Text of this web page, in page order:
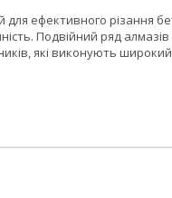
ефективного різання
Подвійний ряд
які виконують широкий